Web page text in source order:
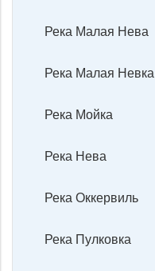
Река Малая Нева
Река Малая Невка
Река Мойка
Река Нева
Река Оккервиль
Река Пулковка